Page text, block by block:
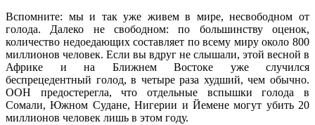
Вспомните: мы и так уже живем в мире, несвободном от
голода. Далеко не свободном: по большинству оценок,
количество недоедающих составляет по всему миру около 800
миллионов человек. Если вы вдруг не слышали, этой весной в
Африке и на Ближнем Востоке уже случился
беспрецедентный голод, в четыре раза худший, чем обычно.
ООН предостерегла, что отдельные вспышки голода в
Сомали, Южном Судане, Нигерии и Йемене могут убить 20
миллионов человек лишь в этом году.